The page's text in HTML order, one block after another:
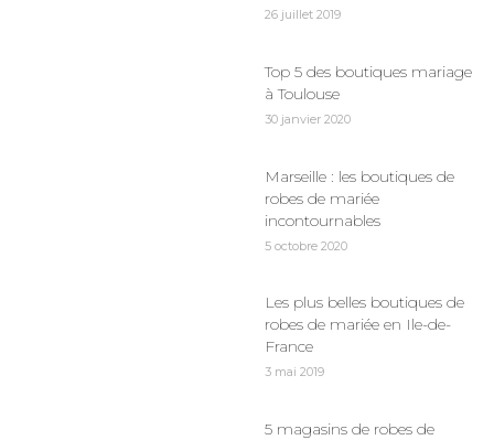
26 juillet 2019
Top 5 des boutiques mariage
à Toulouse
30 janvier 2020
Marseille : les boutiques de
robes de mariée
incontournables
5 octobre 2020
Les plus belles boutiques de
robes de mariée en Ile-de-
France
3 mai 2019
5 magasins de robes de